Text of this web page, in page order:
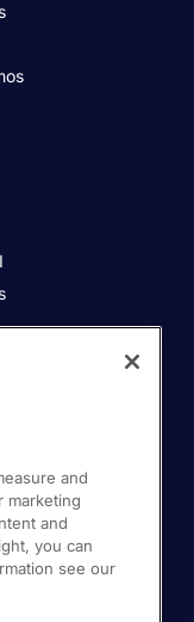
and
marketing
and
you can
see our